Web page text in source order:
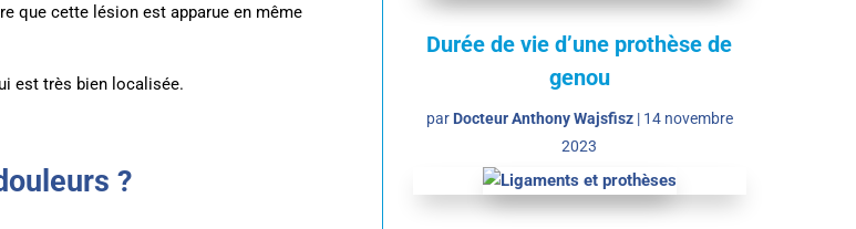
que cette lésion est apparue en même
est très bien localisée.
?
Durée de vie d’une prothèse de
genou
par Docteur Anthony Wajsfisz| 14 novembre
2023